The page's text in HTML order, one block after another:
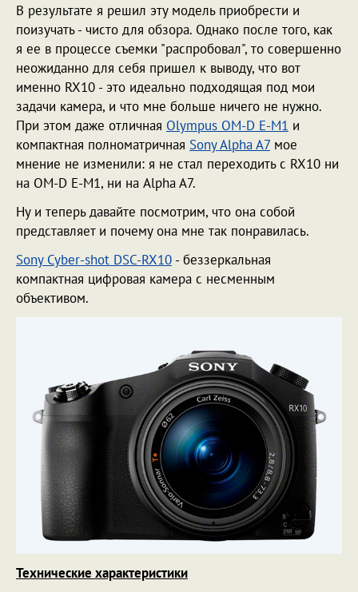
В результате я решил эту модель приобрести и
поизучать - чисто для обзора. Однако после того, как
я ее в процессе съемки "распробовал", то совершенно
неожиданно для себя пришел к выводу, что вот
именно RX10 - это идеально подходящая под мои
задачи камера, и что мне больше ничего не нужно.
При этом даже отличная Olympus OM-D E-M1 и
компактная полноматричная Sony Alpha A7 мое
мнение не изменили: я не стал переходить с RX10 ни
на OM-D E-M1, ни на Alpha A7.
Ну и теперь давайте посмотрим, что она собой
представляет и почему она мне так понравилась.
Sony Cyber-shot DSC-RX10 - беззеркальная
компактная цифровая камера с несменным
объективом.
Технические характеристики